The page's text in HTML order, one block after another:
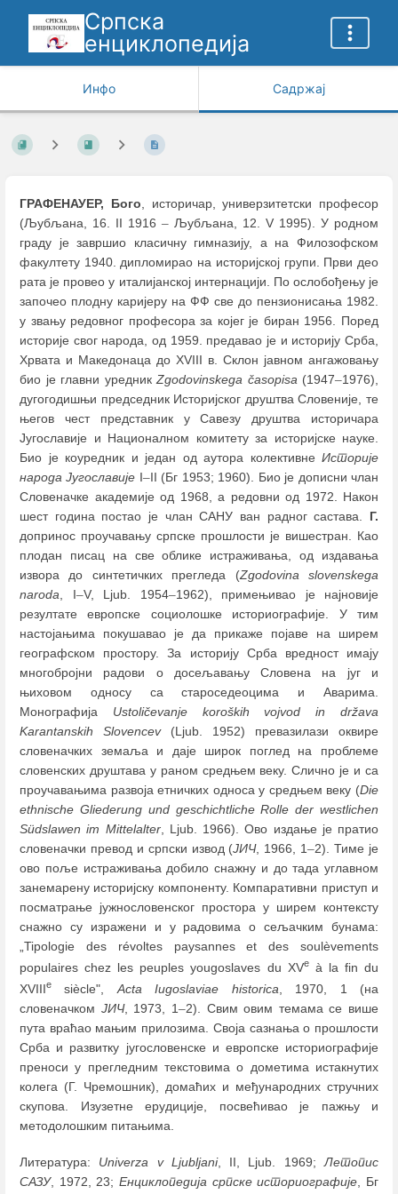
Српска
енциклопедија
Инфо Садржај
ГРАФЕНАУЕР, Бого, историчар, универзитетски професор
(Љубљана, 16. II 1916 – Љубљана, 12. V 1995). У родном
граду је завршио класичну гимназију, а на Филозофском
факултету 1940. дипломирао на историјској групи. Први део
рата је провео у италијанској интернацији. По ослобођењу је
започео плодну каријеру на ФФ све до пензионисања 1982.
у звању редовног професора за којег је биран 1956. Поред
историје свог народа, од 1959. предавао је и историју Срба,
Хрвата и Македонаца до XVIII в. Склон јавном ангажовању
био је главни уредникZgodovinskega časopisa(1947–1976),
дугогодишњи председник Историјског друштва Словеније, те
његов чест представник у Савезу друштва историчара
Југославије и Националном комитету за историјске науке.
Био је коуредник и један од аутора колективне Историје
народа Југославије I–II (Бг 1953; 1960). Био је дописни члан
Словеначке академије од 1968, а редовни од 1972. Након
шест година постао је члан САНУ ван радног састава. Г.
допринос проучавању српске прошлости је вишестран. Као
плодан писац на све облике истраживања, од издавања
извора до синтетичких прегледа (Zgodovina slovenskega
naroda, I–V, Ljub. 1954–1962), примењивао је најновије
резултате европске социолошке историографије. У тим
настојањима покушавао је да прикаже појаве на ширем
географском простору. За историју Срба вредност имају
многобројни радови о досељавању Словена на југ и
њиховом односу са староседеоцима и Аварима.
Монографија Ustoličevanje koroških vojvod in država
Karantanskih Slovencev(Ljub. 1952) превазилази оквире
словеначких земаља и даје широк поглед на проблеме
словенских друштава у раном средњем веку. Слично је и са
проучавањима развоја етничких односа у средњем веку (Die
ethnische Gliederung und geschichtliche Rolle der westlichen
Südslawen im Mittelalter, Ljub. 1966). Ово издање је пратио
словеначки превод и српски извод (ЈИЧ, 1966, 1–2). Тиме је
ово поље истраживања добило снажну и до тада углавном
занемарену историјску компоненту. Компаративни приступ и
посматрање јужнословенског простора у ширем контексту
снажно су изражени и у радовима о сељачким бунама:
„Tipologie des révoltes paysannes et des soulèvements
populaires chez les peuples yougoslaves du XVeà la fin du
XVIIIe siècle", Acta Iugoslaviae historica , 1970, 1 (на
словеначком ЈИЧ, 1973, 1–2). Свим овим темама се више
пута враћао мањим прилозима. Своја сазнања о прошлости
Срба и развитку југословенске и европске историографије
преноси у прегледним текстовима о дометима истакнутих
колега (Г. Чремошник), домаћих и међународних стручних
скупова. Изузетне ерудиције, посвећивао је пажњу и
методолошким питањима.
Литература: Univerza v Ljubljani, II, Ljub. 1969;Летопис
САЗУ, 1972, 23; Енциклопедија српске историографије , Бг